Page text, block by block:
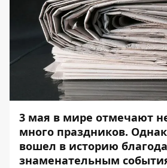
3 мая в мире отмечают
много праздников.
вошел в историю
знаменательным